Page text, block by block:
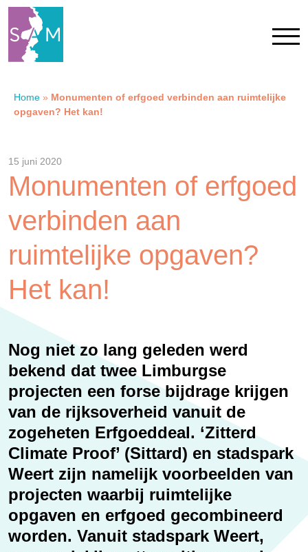
Home
Contact
SAM Limburg
Actueel
Overheid
Home » Monumenten of erfgoed verbinden aan ruimtelijke
opgaven? Het kan!
15 juni 2020
Monumenten of erfgoed
verbinden aan
ruimtelijke opgaven?
Het kan!
Nog niet zo lang geleden werd
bekend dat twee Limburgse
projecten een forse bijdrage krijgen
van de rijksoverheid vanuit de
zogeheten Erfgoeddeal. ‘Zitterd
Climate Proof’ (Sittard) en stadspark
Weert zijn namelijk voorbeelden van
projecten waarbij ruimtelijke
opgaven en erfgoed gecombineerd
worden. Vanuit stadspark Weert,